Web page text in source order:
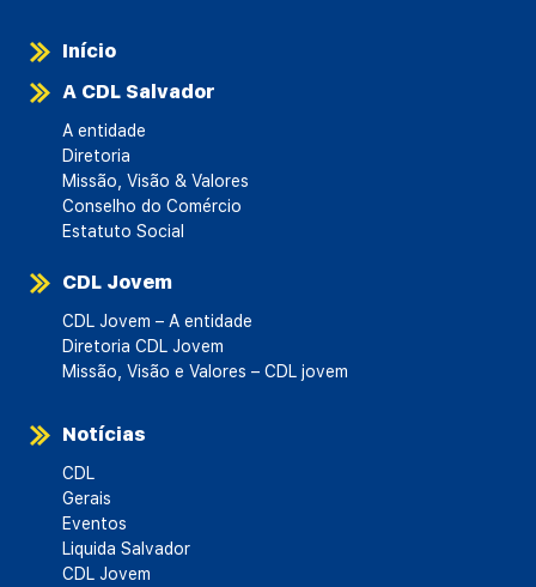
Início
A CDL Salvador
A entidade
Diretoria
Missão, Visão & Valores
Conselho do Comércio
Estatuto Social
CDL Jovem
CDL Jovem – A entidade
Diretoria CDL Jovem
Missão, Visão e Valores – CDL jovem
Notícias
CDL
Gerais
Eventos
Liquida Salvador
CDL Jovem